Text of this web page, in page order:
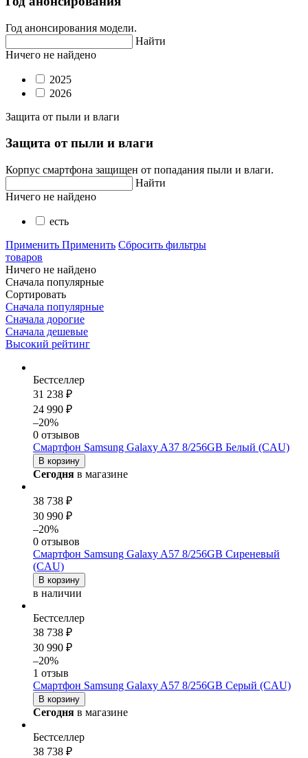
Год анонсирования модели.
Найти
Ничего не найдено
2025
2026
Защита от пыли и влаги
Защита от пыли и влаги
Корпус смартфона защищен от попадания пыли и влаги.
Найти
Ничего не найдено
есть
Применить Применить Сбросить фильтры
товаров
Ничего не найдено
Сначала популярные
Сортировать
Сначала популярные
Сначала дорогие
Сначала дешевые
Высокий рейтинг
Бестселлер
31 238 ₽
24 990 ₽
–20%
0 отзывов
Смартфон Samsung Galaxy A37 8/256GB Белый (CAU)
В корзину
Сегодня в магазине
38 738 ₽
30 990 ₽
–20%
0 отзывов
Смартфон Samsung Galaxy A57 8/256GB Сиреневый
(CAU)
В корзину
в наличии
Бестселлер
38 738 ₽
30 990 ₽
–20%
1 отзыв
Смартфон Samsung Galaxy A57 8/256GB Серый (CAU)
В корзину
Сегодня в магазине
Бестселлер
38 738 ₽